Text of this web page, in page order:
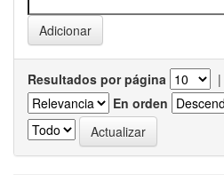
Resultados por página |
En orden